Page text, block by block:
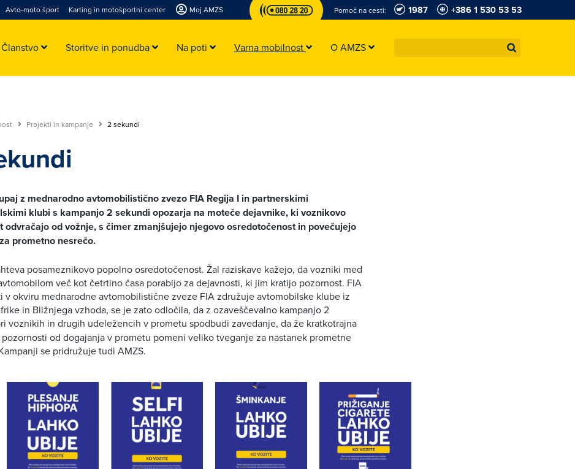
Avto-moto šport Karting in motošportni center Moj AMZS Pomoč na cesti: 1987 +386 1 530 53 53
Članstvo Storitve in ponudba Na poti Varna mobilnost O AMZS
Projekti in kampanje 2 sekundi
z mednarodno avtomobilistično zvezo FIA Regija I in partnerskimi
klubi s kampanjo 2 sekundi opozarja na moteče dejavnike, ki voznikovo
odvračajo od vožnje, s čimer zmanjšujejo njegovo osredotočenost in povečujejo
prometno nesrečo.
posameznikovo popolno osredotočenost. Žal raziskave kažejo, da vozniki med
več kot četrtino časa porabijo za dejavnosti, ki jim kratijo pozornost. FIA
v okviru mednarodne avtomobilistične zveze FIA združuje avtomobilske klube iz
in Bližnjega vzhoda, se je zato odločila, da z ozaveščevalno kampanjo 2
voznikih in drugih udeležencih v prometu spodbudi zavedanje, da že kratkotrajna
od dogajanja v prometu pomeni veliko tveganje za nastanek prometne
se pridružuje tudi AMZS.